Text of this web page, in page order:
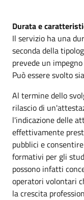
Durata e
Il servizio ha una
seconda della
prevede un
Può essere svolto
Al termine dello
rilascio di
l'indicazione delle
effettivamente
pubblici e
formativi per gli
possono infatti
operatori volontari
la crescita